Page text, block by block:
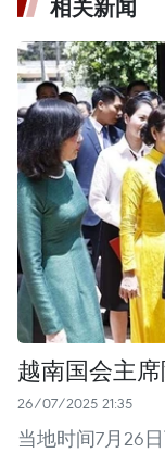
相关新闻
越南国会主
26/07/2025 21:35
当地时间7月26